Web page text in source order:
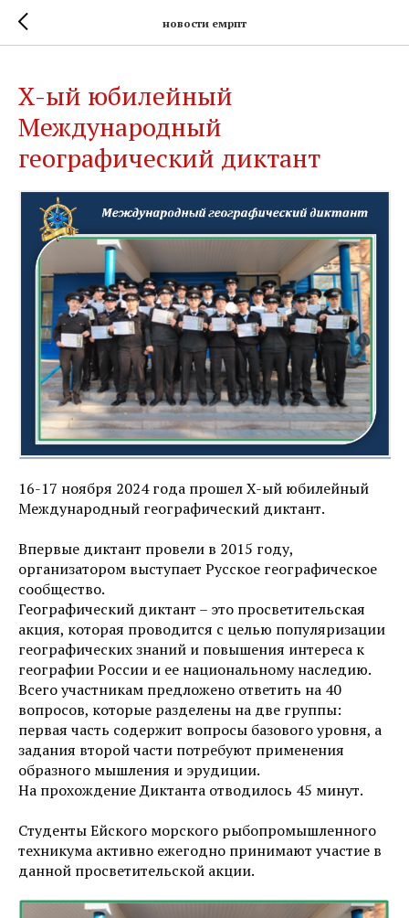
новости емрпт
X-ый юбилейный
Международный
географический диктант
16-17 ноября 2024 года прошел X-ый юбилейный
Международный географический диктант.
Впервые диктант провели в 2015 году,
организатором выступает Русское географическое
сообщество.
Географический диктант – это просветительская
акция, которая проводится с целью популяризации
географических знаний и повышения интереса к
географии России и ее национальному наследию.
Всего участникам предложено ответить на 40
вопросов, которые разделены на две группы:
первая часть содержит вопросы базового уровня, а
задания второй части потребуют применения
образного мышления и эрудиции.
На прохождение Диктанта отводилось 45 минут.
Студенты Ейского морского рыбопромышленного
техникума активно ежегодно принимают участие в
данной просветительской акции.